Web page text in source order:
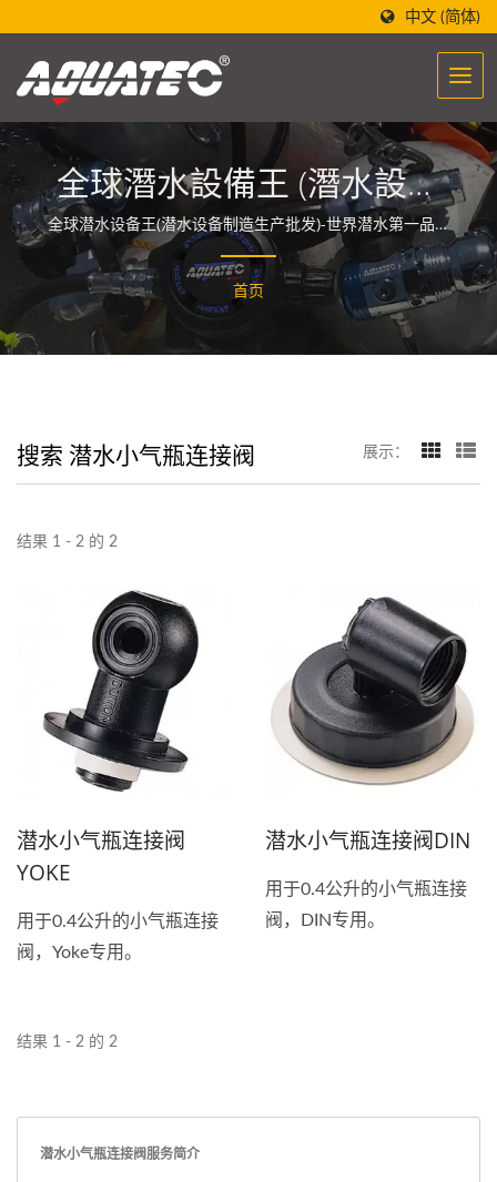
中文 (简体)
全球潛水設備王 (潛水設備
製造生產批發)-世界潛水第
一品牌 (AQUATEC)
全球潜水设备王(潜水设备制造生产批发)-世界潜水第一品牌
「AQUATEC」，设计的潜水设备制造酝酿着一股能量，让
人们与海洋相遇与融合。
首页
搜索 潜水小气瓶连接阀 展示：
结果 1 - 2 的 2
潜水小气瓶连接阀
YOKE
用于0.4公升的小气瓶连接
阀，Yoke专用。
潜水小气瓶连接阀DIN
用于0.4公升的小气瓶连接
阀，DIN专用。
结果 1 - 2 的 2
潜水小气瓶连接阀服务简介